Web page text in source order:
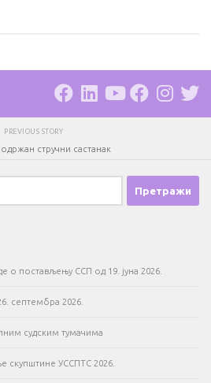
PREVIOUS STORY
стручни састанак
о постављењу ССП од 19. јуна 2026.
септембра 2026.
судским тумачима
скупштине УССПТС 2026.